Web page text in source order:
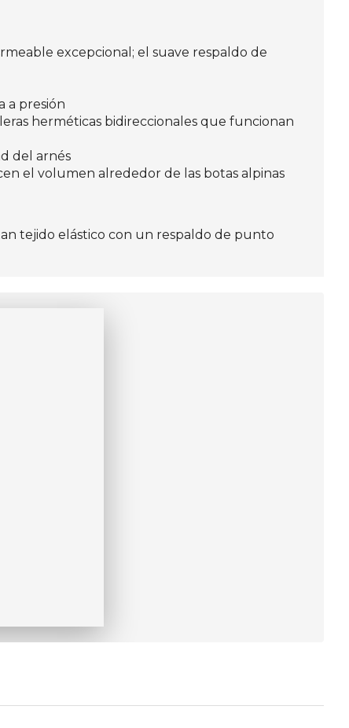
excepcional; el suave respaldo de
a presión
herméticas bidireccionales que funcionan
del arnés
el volumen alrededor de las botas alpinas
tejido elástico con un respaldo de punto